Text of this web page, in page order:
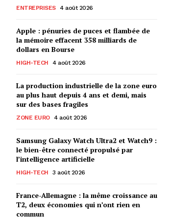
ENTREPRISES 4 août 2026
Apple : pénuries de puces et flambée de
la mémoire effacent 358 milliards de
dollars en Bourse
HIGH-TECH 4 août 2026
La production industrielle de la zone euro
au plus haut depuis 4 ans et demi, mais
sur des bases fragiles
ZONE EURO 4 août 2026
Samsung Galaxy Watch Ultra2 et Watch9 :
le bien-être connecté propulsé par
l’intelligence artificielle
HIGH-TECH 3 août 2026
France-Allemagne : la même croissance au
T2, deux économies qui n’ont rien en
commun